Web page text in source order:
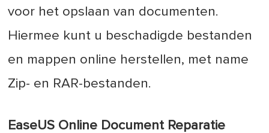
voor het opslaan van documenten.
Hiermee kunt u beschadigde bestanden
en mappen online herstellen, met name
Zip- en RAR-bestanden.
EaseUS Online Document Reparatie